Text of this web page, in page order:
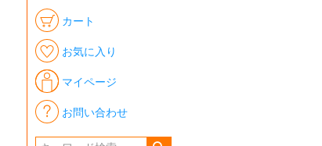
カート
お気に入り
マイページ
お問い合わせ